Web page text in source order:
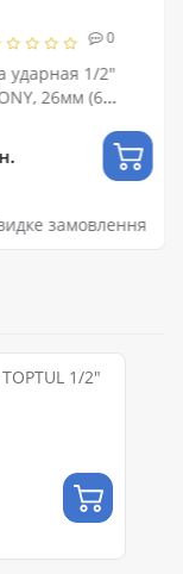
0
ударная 1/2"
26мм (6
замовлення
1/2"